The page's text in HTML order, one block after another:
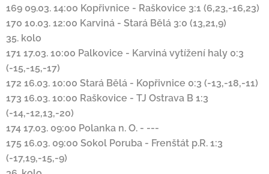
169 09.03. 14:00 Kopřivnice - Raškovice 3:1 (6,23,-16,23)
170 10.03. 12:00 Karviná - Stará Bělá 3:0 (13,21,9)
35. kolo
171 17.03. 10:00 Palkovice - Karviná vytížení haly 0:3
(-15,-15,-17)
172 16.03. 10:00 Stará Bělá - Kopřivnice 0:3 (-13,-18,-11)
173 16.03. 10:00 Raškovice - TJ Ostrava B 1:3
(-14,-12,13,-20)
174 17.03. 09:00 Polanka n. O. - ---
175 16.03. 09:00 Sokol Poruba - Frenštát p.R. 1:3
(-17,19,-15,-9)